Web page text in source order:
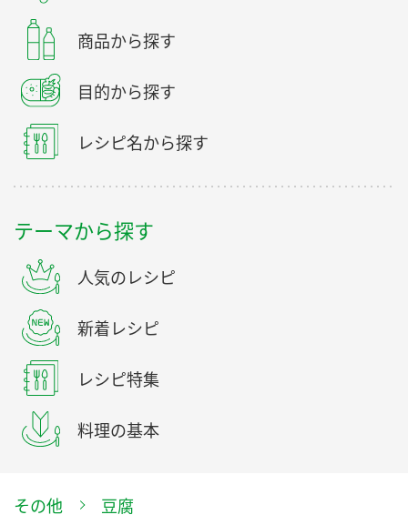
商品から探す
目的から探す
レシピ名から探す
テーマから探す
人気のレシピ
新着レシピ
レシピ特集
料理の基本
その他 豆腐